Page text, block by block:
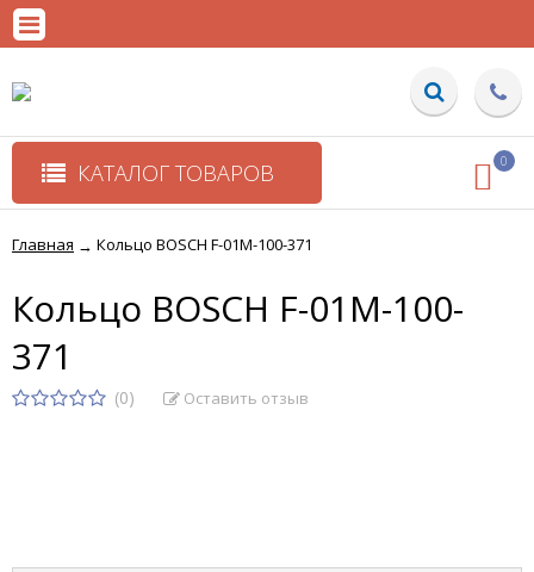
КАТАЛОГ ТОВАРОВ 0
Главная → Кольцо BOSCH F-01M-100-371
Кольцо BOSCH F-01M-100-
371
(0) Оставить отзыв